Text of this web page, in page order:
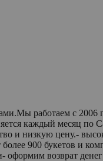
работаем с 2006
каждый месяц по
и низкую цену.-
900 букетов и
возврат